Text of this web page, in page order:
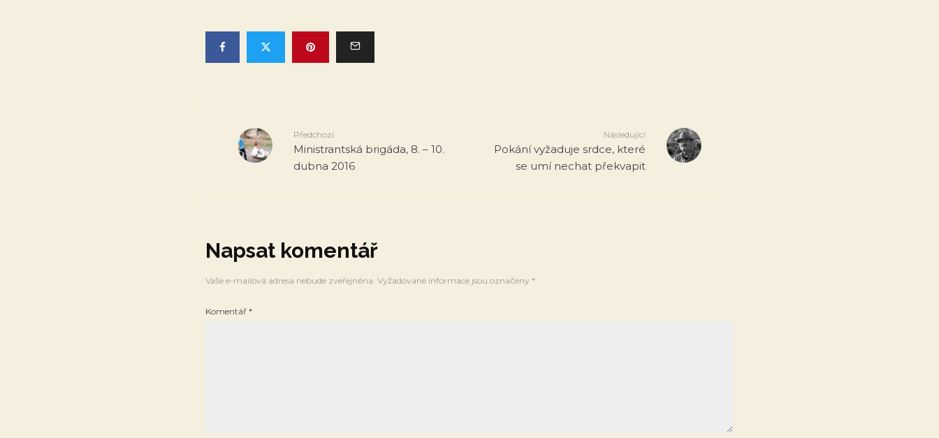
Předchozí
Ministrantská brigáda, 8. – 10.
dubna 2016
Následující
Pokání vyžaduje srdce, které
se umí nechat překvapit
Napsat komentář
Vaše e-mailová adresa nebude zveřejněna. Vyžadované informace jsou označeny *
Komentář *